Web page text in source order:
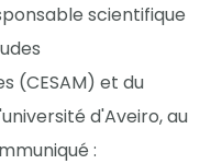
scientifique
(CESAM) et du
d'Aveiro, au
: